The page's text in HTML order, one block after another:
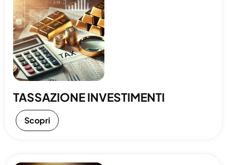
TASSAZIONE INVESTIMENTI
Scopri